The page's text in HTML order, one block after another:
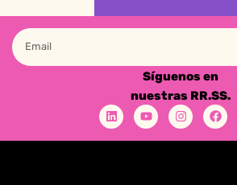
Síguenos en
nuestras RR.SS.